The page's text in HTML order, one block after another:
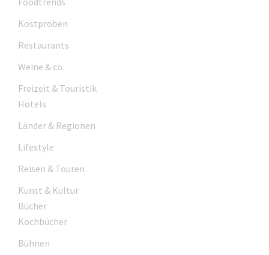
Kostproben
Restaurants
Weine & co.
Freizeit & Touristik
Hotels
Länder & Regionen
Lifestyle
Reisen & Touren
Kunst & Kultur
Bücher
Kochbücher
Bühnen